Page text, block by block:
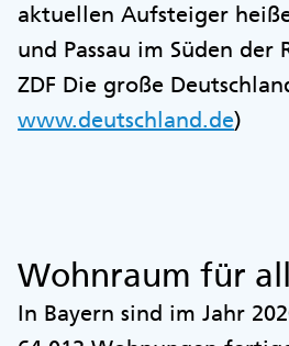
aktuellen Aufsteiger
und Passau im Süden der
ZDF Die große
www.deutschland.de)
Wohnraum für
In Bayern sind im Jahr